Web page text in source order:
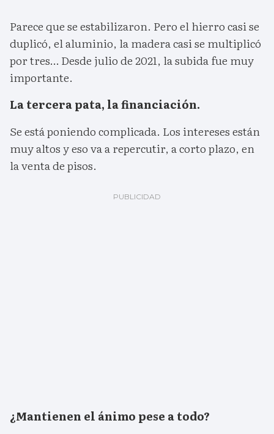
Parece que se estabilizaron. Pero el hierro casi se
duplicó, el aluminio, la madera casi se multiplicó
por tres… Desde julio de 2021, la subida fue muy
importante.
La tercera pata, la financiación.
Se está poniendo complicada. Los intereses están
muy altos y eso va a repercutir, a corto plazo, en
la venta de pisos.
¿Mantienen el ánimo pese a todo?